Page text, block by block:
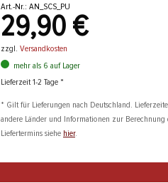
Art.-Nr.: AN_SCS_PU
29,90 €
zzgl. Versandkosten
mehr als 6 auf Lager
Lieferzeit 1-2 Tage *
* Gilt für Lieferungen nach Deutschland.
andere Länder und Informationen zur Berechnung
Liefertermins siehe hier.